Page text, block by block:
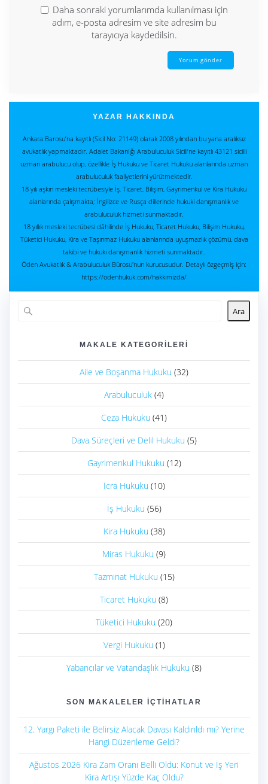
Daha sonraki yorumlarımda kullanılması için
adım, e-posta adresim ve site adresim bu
tarayıcıya kaydedilsin.
YAZAR HAKKINDA
Ankara Barosu’na kayıtlı (Sicil No: 21149) olarak 2008 yılından bu yana aralıksız
avukatlık yapmaktadır. Adalet Bakanlığı Arabuluculuk Sicili’ne kayıtlı 43121 sicilli
uzman arabulucu olup, özellikle İş Hukuku ve Ticaret Hukuku alanlarında uzman
arabuluculuk faaliyetlerini yürütmektedir.
18 yılı aşkın mesleki tecrübesiyle İş, Ticaret, Bilişim, Gayrimenkul ve Kira Hukuku
alanlarında çalışmakta; İngilizce ve Rusça dillerinde hukuki danışmanlık ve
arabuluculuk hizmeti sunmaktadır.
18 yıllık mesleki tecrübesi dâhilinde İş Hukuku, Ticaret Hukuku, Bilişim Hukuku,
Tüketici Hukuku, Kira ve Taşınmaz Hukuku alanlarında uyuşmazlık çözümü, dava
takibi ve hukuki danışmanlık hizmeti sunmaktadır.
Öden Avukatlık & Arabuluculuk Bürosu'nun kurucusudur. Detaylı özgeçmiş için:
https://odenhukuk.com/hakkimizda/
Ara
MAKALE KATEGORILERI
Aile ve Boşanma Hukuku (32)
Arabuluculuk (4)
Ceza Hukuku (41)
Dava Süreçleri ve Delil Hukuku (5)
Gayrimenkul Hukuku (12)
İcra Hukuku (10)
İş Hukuku (56)
Kira Hukuku (38)
Miras Hukuku (9)
Tazminat Hukuku (15)
Ticaret Hukuku (8)
Tüketici Hukuku (20)
Vergi Hukuku (1)
Yabancılar ve Vatandaşlık Hukuku (8)
SON MAKALELER İÇTIHATLAR
12. Yargı Paketi ile Belirsiz Alacak Davası Kaldırıldı mı? Yerine
Hangi Düzenleme Geldi?
Ağustos 2026 Kira Zam Oranı Belli Oldu: Konut ve İş Yeri
Kira Artışı Yüzde Kaç Oldu?